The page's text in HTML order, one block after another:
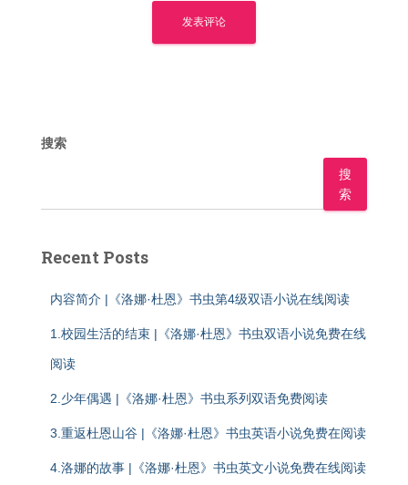
搜索
搜
索
Recent Posts
内容简介 |《洛娜·杜恩》书虫第4级双语小说在线阅读
1.校园生活的结束 |《洛娜·杜恩》书虫双语小说免费在线
阅读
2.少年偶遇 |《洛娜·杜恩》书虫系列双语免费阅读
3.重返杜恩山谷 |《洛娜·杜恩》书虫英语小说免费在阅读
4.洛娜的故事 |《洛娜·杜恩》书虫英文小说免费在线阅读